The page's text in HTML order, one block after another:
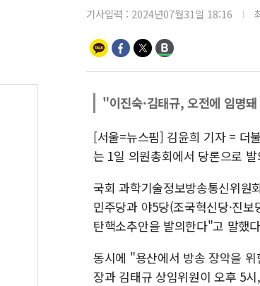
기사입력 : 2024년07월31일 18:16
"이진숙·김태규, 오전에 임명
[서울=뉴스핌] 김윤희 기자 = 더
는 1일 의원총회에서 당론으로
국회 과학기술정보방송통신위원
민주당과 야5당(조국혁신당·진
탄핵소추안을 발의한다"고 말했
동시에 "용산에서 방송 장악을
장과 김태규 상임위원이 오후 5